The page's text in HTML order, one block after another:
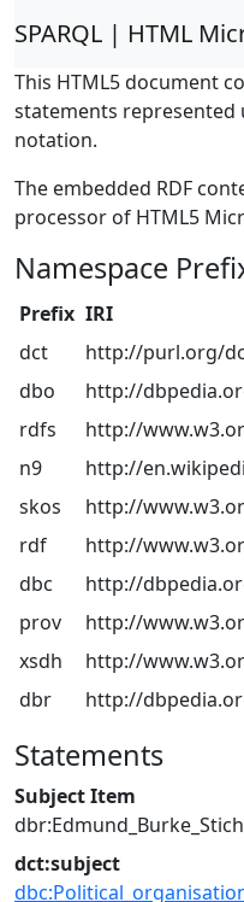
SPARQL | HTML
This HTML5 document
statements represented
notation.
The embedded RDF
processor of HTML5
Namespace
Prefix IRI
dct
http://purl.org/
dbo
http://
rdfs
http://
n9
http://
skos
http://
rdf
http://
dbc
http://
prov
http://
xsdh
http://
dbr
http://
Statements
Subject Item
dct:subject